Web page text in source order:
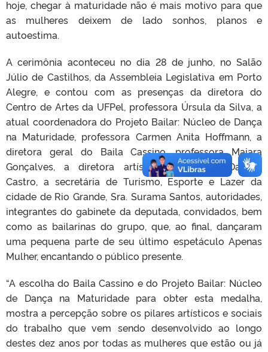
hoje, chegar à maturidade não é mais motivo para que
as mulheres deixem de lado sonhos, planos e
autoestima.
A cerimônia aconteceu no dia 28 de junho, no Salão
Júlio de Castilhos, da Assembleia Legislativa em Porto
Alegre, e contou com as presenças da diretora do
Centro de Artes da UFPel, professora Úrsula da Silva, a
atual coordenadora do Projeto Bailar: Núcleo de Dança
na Maturidade, professora Carmen Anita Hoffmann, a
diretora geral do Baila Cassino, professora Maiara
Gonçalves, a diretora artística, professora Daniela
Castro, a secretária de Turismo, Esporte e Lazer da
cidade de Rio Grande, Sra. Surama Santos, autoridades,
integrantes do gabinete da deputada, convidados, bem
como as bailarinas do grupo, que, ao final, dançaram
uma pequena parte de seu último espetáculo Apenas
Mulher, encantando o público presente.
“A escolha do Baila Cassino e do Projeto Bailar: Núcleo
de Dança na Maturidade para obter esta medalha,
mostra a percepção sobre os pilares artísticos e sociais
do trabalho que vem sendo desenvolvido ao longo
destes dez anos por todas as mulheres que estão ou já